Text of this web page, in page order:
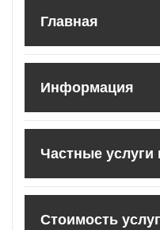
Главная
Информация
Частные услуги
Стоимость